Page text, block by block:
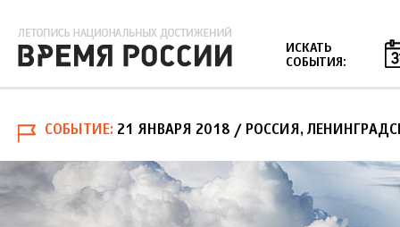
ИСКАТЬ
СОБЫТИЯ:
СОБЫТИЕ 21 ЯНВАРЯ 2018 / РОССИЯ,